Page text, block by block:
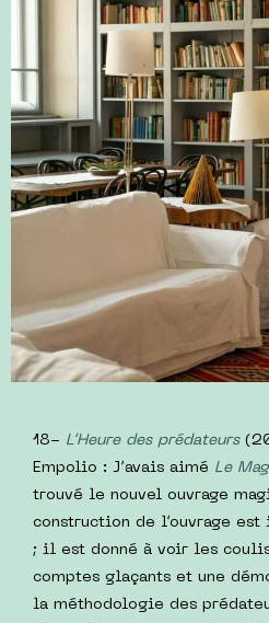
18- L’Heure des prédateurs
Empolio : J’avais aimé Le
trouvé le nouvel ouvrage
construction de l’ouvrage
; il est donné à voir les
comptes glaçants et une
la méthodologie des